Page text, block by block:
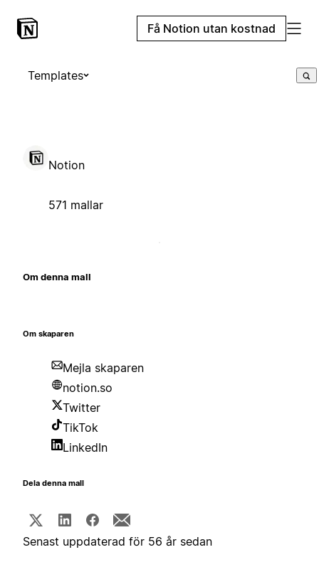
Få Notion utan kostnad
Templates
Notion
571 mallar
Om denna mall
Om skaparen
Mejla skaparen
notion.so
Twitter
TikTok
LinkedIn
Dela denna mall
Senast uppdaterad för 56 år sedan